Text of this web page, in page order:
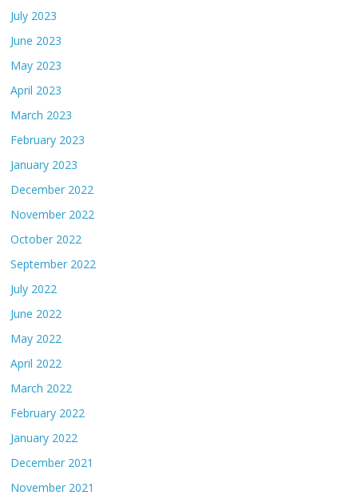
July 2023
June 2023
May 2023
April 2023
March 2023
February 2023
January 2023
December 2022
November 2022
October 2022
September 2022
July 2022
June 2022
May 2022
April 2022
March 2022
February 2022
January 2022
December 2021
November 2021